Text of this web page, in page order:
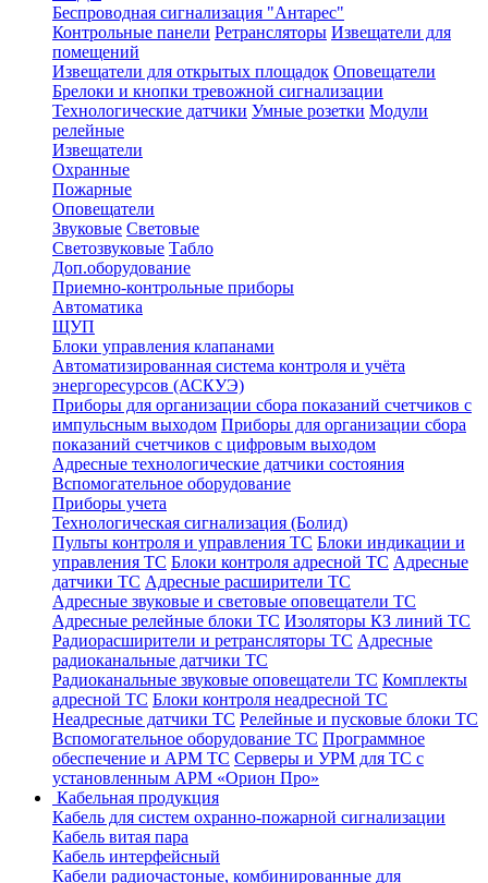
Беспроводная сигнализация "Антарес"
Контрольные панели Ретрансляторы Извещатели для
помещений
Извещатели для открытых площадок Оповещатели
Брелоки и кнопки тревожной сигнализации
Технологические датчики Умные розетки Модули
релейные
Извещатели
Охранные
Пожарные
Оповещатели
Звуковые Световые
Светозвуковые Табло
Доп.оборудование
Приемно-контрольные приборы
Автоматика
ЩУП
Блоки управления клапанами
Автоматизированная система контроля и учёта
энергоресурсов (АСКУЭ)
Приборы для организации сбора показаний счетчиков с
импульсным выходом Приборы для организации сбора
показаний счетчиков с цифровым выходом
Адресные технологические датчики состояния
Вспомогательное оборудование
Приборы учета
Технологическая сигнализация (Болид)
Пульты контроля и управления ТС Блоки индикации и
управления ТС Блоки контроля адресной ТС Адресные
датчики ТС Адресные расширители ТС
Адресные звуковые и световые оповещатели ТС
Адресные релейные блоки ТС Изоляторы КЗ линий ТС
Радиорасширители и ретрансляторы ТС Адресные
радиоканальные датчики ТС
Радиоканальные звуковые оповещатели ТС Комплекты
адресной ТС Блоки контроля неадресной ТС
Неадресные датчики ТС Релейные и пусковые блоки ТС
Вспомогательное оборудование ТС Программное
обеспечение и АРМ ТС Серверы и УРМ для ТС с
установленным АРМ «Орион Про»
Кабельная продукция
Кабель для систем охранно-пожарной сигнализации
Кабель витая пара
Кабель интерфейсный
Кабели радиочастоные, комбинированные для